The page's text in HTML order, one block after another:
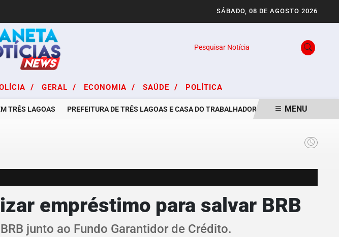
SÁBADO, 08 DE AGOSTO 2026
Pesquisar Notícia
/ GERAL / ECONOMIA / SAÚDE / POLÍTICA
TRÊS LAGOAS PREFEITURA DE TRÊS LAGOAS E CASA DO TRABALHADOR DIVULGAM VAGAS DE
MENU
empréstimo para salvar BRB
junto ao Fundo Garantidor de Crédito.